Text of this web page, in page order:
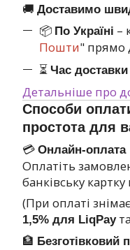
🚚 Доставимо
📦 По Україні –
Пошти" прямо
⏳ Час доставки
Детальніше про
Способи
простота для
💳 Онлайн-оплата
Оплатіть
банківську
(При оплаті
1,5% для LiqPay
🏦 Безготівковий